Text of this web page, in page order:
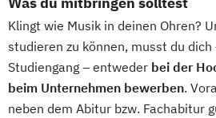
Klingt wie Musik in deinen Ohren?
studieren zu können, musst du dich
Studiengang – entweder bei der
beim Unternehmen bewerben.
neben dem Abitur bzw. Fachabitur